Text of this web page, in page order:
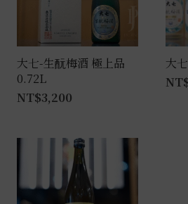
大七-生酛梅酒 極上品
0.72L
NT$3,200
大